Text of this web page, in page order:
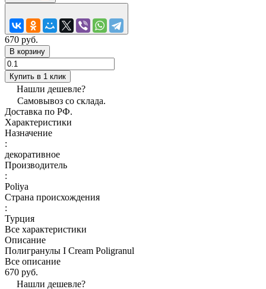
670 руб.
В корзину
Купить в 1 клик
Нашли дешевле?
Самовывоз со склада.
Доставка по РФ.
Характеристики
Назначение
:
декоративное
Производитель
:
Poliya
Страна происхождения
:
Турция
Все характеристики
Описание
Полигранулы I Cream Poligranul
Все описание
670 руб.
Нашли дешевле?